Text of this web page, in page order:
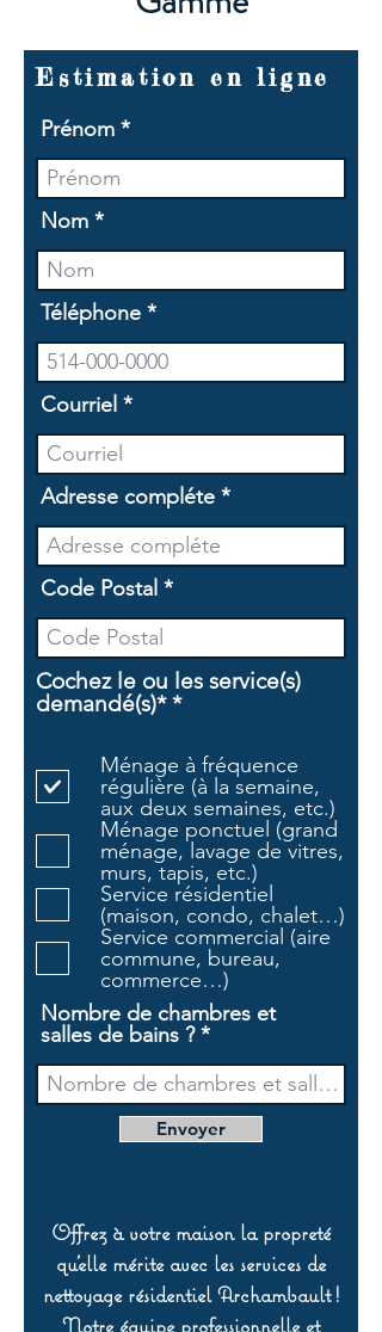
Estimation en ligne
Prénom
Nom
Téléphone
Courriel
Adresse compléte
Code Postal
Cochez le ou les service(s)
demandé(s)* *O
g
a
t
o
i
r
e
Ménage à fréquence
régulière (à la semaine,
aux deux semaines, etc.)
Ménage ponctuel (grand
ménage, lavage de vitres,
murs, tapis, etc.)
Service résidentiel
(maison, condo, chalet…)
Service commercial (aire
commune, bureau,
commerce…)
Nombre de chambres et
salles de bains ?
Envoyer
Offrez à votre maison la propreté
qu’elle mérite avec les services de
nettoyage résidentiel Archambault !
Notre équipe professionnelle et